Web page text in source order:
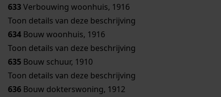
633Verbouwing woonhuis, 1916
Toon details van deze beschrijving
634 Bouw woonhuis, 1916
Toon details van deze beschrijving
635 Bouw schuur, 1910
Toon details van deze beschrijving
636 Bouw dokterswoning, 1912